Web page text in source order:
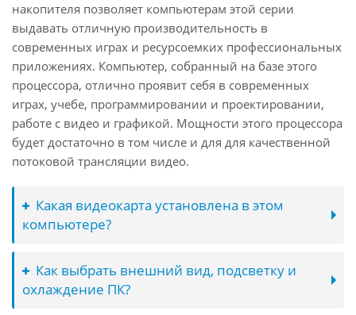
накопителя позволяет компьютерам этой серии
выдавать отличную производительность в
современных играх и ресурсоемких профессиональных
приложениях. Компьютер, собранный на базе этого
процессора, отлично проявит себя в современных
играх, учебе, программировании и проектировании,
работе с видео и графикой. Мощности этого процессора
будет достаточно в том числе и для для качественной
потоковой трансляции видео.
Какая видеокарта установлена в этом
компьютере?
Как выбрать внешний вид, подсветку и
охлаждение ПК?